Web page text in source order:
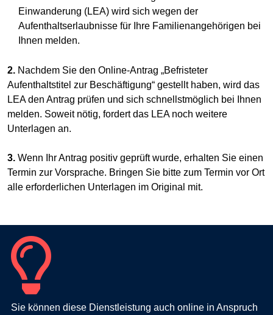
Einwanderung (LEA) wird sich wegen der
Aufenthaltserlaubnisse für Ihre Familienangehörigen bei
Ihnen melden.
2. Nachdem Sie den Online-Antrag „Befristeter
Aufenthaltstitel zur Beschäftigung“ gestellt haben, wird das
LEA den Antrag prüfen und sich schnellstmöglich bei Ihnen
melden. Soweit nötig, fordert das LEA noch weitere
Unterlagen an.
3. Wenn Ihr Antrag positiv geprüft wurde, erhalten Sie einen
Termin zur Vorsprache. Bringen Sie bitte zum Termin vor Ort
alle erforderlichen Unterlagen im Original mit.
Sie können diese Dienstleistung auch online in Anspruch